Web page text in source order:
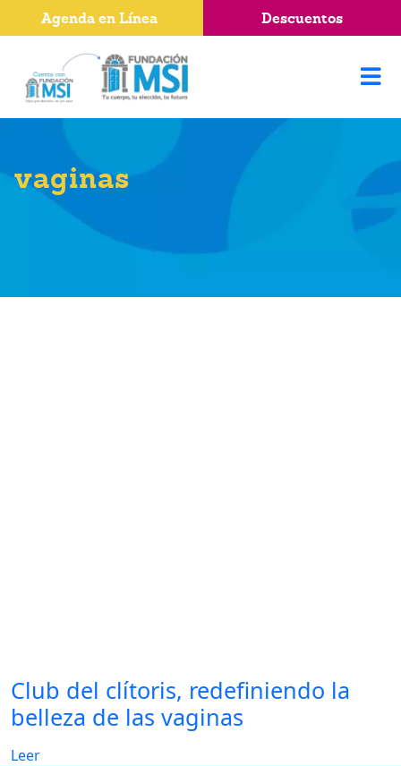
vaginas
Club del clítoris, redefiniendo la
belleza de las vaginas
Leer
Agenda en Línea Descuentos